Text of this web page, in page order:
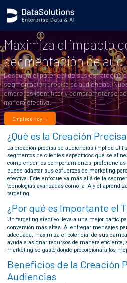
Maximiza el impacto
segmentación de
Descubra el potencial de sus estrategias
segmentación precisa de audiencias.
empresas identificar y comprometerse
manera efectiva.
Empiece Hoy →
¿Qué es la Creación
La creación precisa de audiencias implica
segmentos de clientes específicos que se
comprender los comportamientos,
puede adaptar sus esfuerzos de marketing
efectiva. Este enfoque va más allá de la
tecnologías avanzadas como la IA y el
targeting.
¿Por qué es Importante el
Un targeting efectivo lleva a una mejor
conversión más altas. Al entregar mensajes
adecuada, maximiza el potencial de sus
ayuda a asignar recursos de manera eficiente,
marketing se gaste donde proporcionará los
Beneficios de la Creación
Audiencias